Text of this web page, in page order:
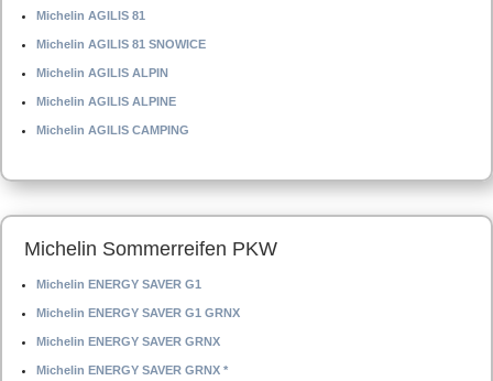
Michelin AGILIS 81
Michelin AGILIS 81 SNOWICE
Michelin AGILIS ALPIN
Michelin AGILIS ALPINE
Michelin AGILIS CAMPING
Michelin Sommerreifen PKW
Michelin ENERGY SAVER G1
Michelin ENERGY SAVER G1 GRNX
Michelin ENERGY SAVER GRNX
Michelin ENERGY SAVER GRNX *